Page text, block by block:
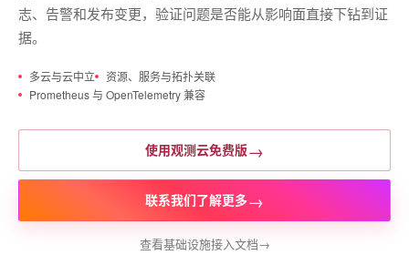
志、告警和发布变更，验证问题是否能从影响面直接下钻到证
据。
多云与云中立
资源、服务与拓扑关联
Prometheus 与 OpenTelemetry 兼容
使用观测云免费版→
联系我们了解更多→
查看基础设施接入文档→